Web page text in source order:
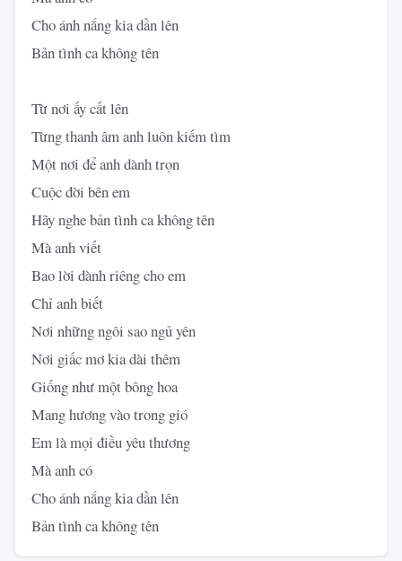
Cho ánh nắng kia dần lên
Bản tình ca không tên
Từ nơi ấy cất lên
Từng thanh âm anh luôn kiếm tìm
Một nơi để anh dành trọn
Cuộc đời bên em
Hãy nghe bản tình ca không tên
Mà anh viết
Bao lời dành riêng cho em
Chỉ anh biết
Nơi những ngôi sao ngủ yên
Nơi giấc mơ kia dài thêm
Giống như một bông hoa
Mang hương vào trong gió
Em là mọi điều yêu thương
Mà anh có
Cho ánh nắng kia dần lên
Bản tình ca không tên